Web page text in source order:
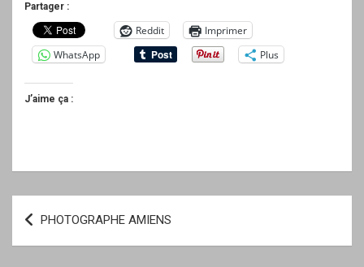
Partager :
Reddit
Imprimer
WhatsApp
Plus
J’aime ça :
Navigation
de
PHOTOGRAPHE AMIENS